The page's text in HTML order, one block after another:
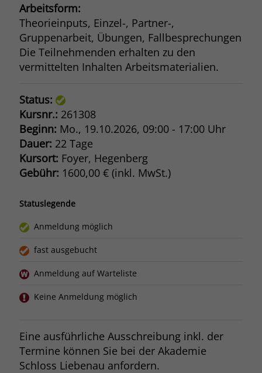
Arbeitsform:
Theorieinputs, Einzel-, Partner-,
Gruppenarbeit, Übungen, Fallbesprechungen
Die Teilnehmenden erhalten zu den
vermittelten Inhalten Arbeitsmaterialien.
Status:
Kursnr.: 261308
Beginn: Mo., 19.10.2026, 09:00 - 17:00 Uhr
Dauer: 22 Tage
Kursort: Foyer, Hegenberg
Gebühr: 1600,00 € (inkl. MwSt.)
Statuslegende
Anmeldung möglich
fast ausgebucht
Anmeldung auf Warteliste
Keine Anmeldung möglich
Eine ausführliche Ausschreibung inkl. der
Termine können Sie bei der Akademie
Schloss Liebenau anfordern.